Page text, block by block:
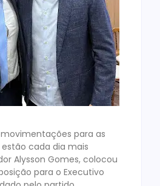
movimentações para as
cada dia mais
Alysson Gomes, colocou
para o Executivo